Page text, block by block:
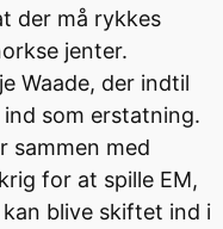
der må rykkes
jenter.
Waade, der indtil
som erstatning.
sammen med
for at spille EM,
blive skiftet ind i